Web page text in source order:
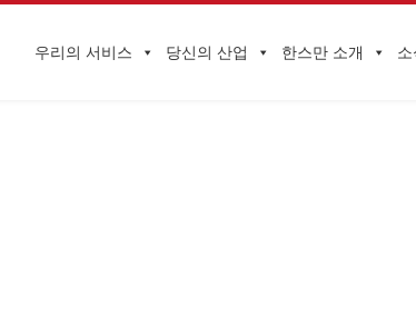
우리의 서비스 당신의 산업 한스만 소개 소